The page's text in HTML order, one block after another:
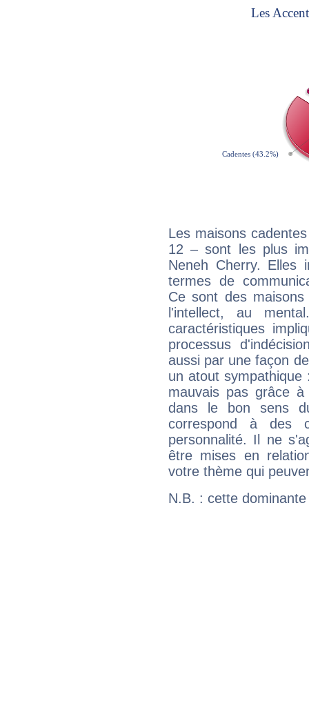
Les maisons
12 – sont les plus
Neneh Cherry. Elles
termes de
Ce sont des
l'intellect, au
caractéristiques
processus
aussi par une façon
un atout
mauvais pas grâce
dans le bon sens
correspond à des
personnalité. Il ne
être mises en
votre thème qui
N.B. : cette